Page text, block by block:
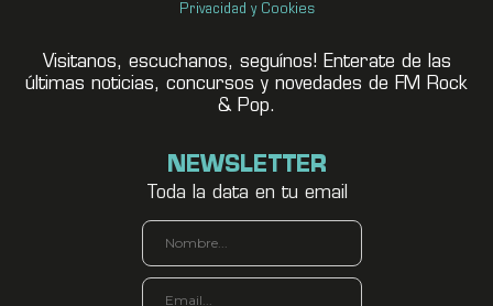
Privacidad y Cookies
Visitanos, escuchanos, seguínos! Enterate de las
últimas noticias, concursos y novedades de FM Rock
& Pop.
NEWSLETTER
Toda la data en tu email